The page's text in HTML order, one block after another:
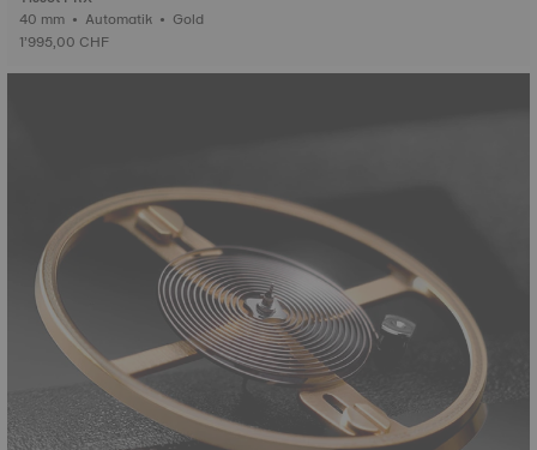
40 mm • Automatik • Gold
1’995,00 CHF